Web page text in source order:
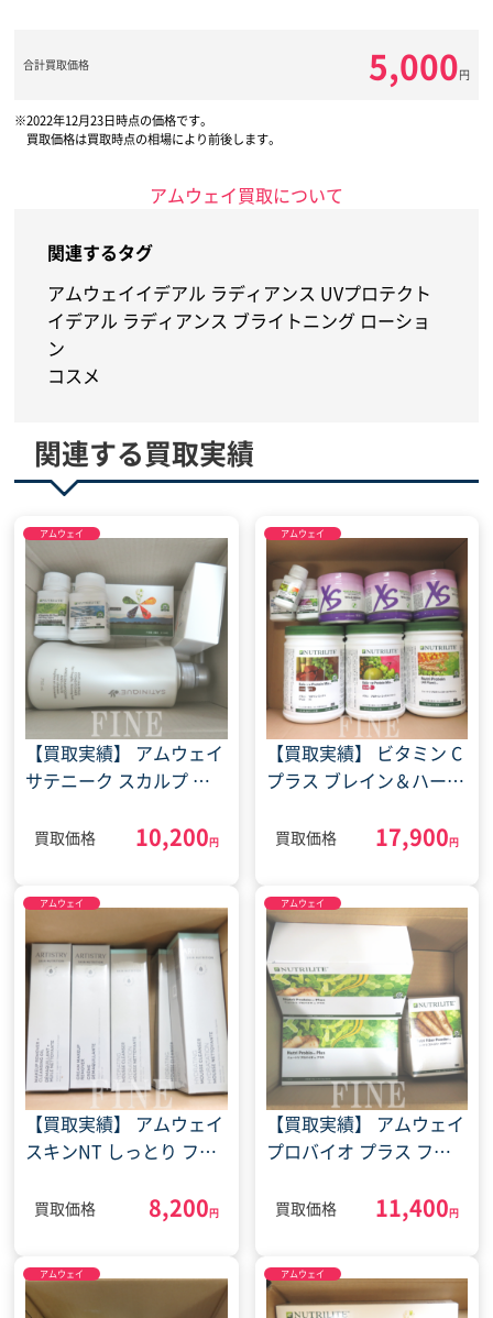
合計買取価格 5,000円
2022年12月23日時点の価格です。
買取価格は買取時点の相場により前後します。
アムウェイ買取について
関連するタグ
アムウェイイデアル ラディアンス UVプロテクト
イデアル ラディアンス ブライトニング ローショ
ン
コスメ
関連する買取実績
アムウェイ
【買取実績】 アムウェイ
サテニーク スカルプ コ
X レフィル サプリ コスメ
買取価格 10,200円
アムウェイ
【買取実績】 ビタミン C
プラス ブレイン＆ハート
イン(2022年6月10日)
買取価格 17,900円
アムウェイ
【買取実績】 アムウェイ
スキンNT しっとり フェ
ングオイル コスメ(2023
買取価格 8,200円
アムウェイ
【買取実績】 アムウェイ
プロバイオ プラス ファ
月25日)
買取価格 11,400円
アムウェイ アムウェイ